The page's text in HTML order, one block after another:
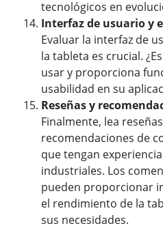
tecnológicos en
Interfaz de usuario y
Evaluar la interfaz de
la tableta es crucial.
usar y proporciona
usabilidad en su
Reseñas y
Finalmente, lea
recomendaciones de
que tengan
industriales. Los
pueden proporcionar
el rendimiento de la
sus necesidades.